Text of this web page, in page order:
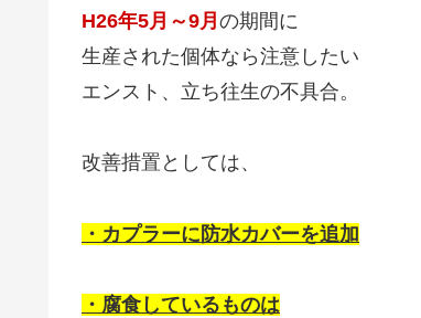
H26年5月～9月 の期間に
生産された個体なら注意したい
エンスト、立ち往生の不具合。
改善措置としては、
・カプラーに防水カバーを追加
・腐食しているものは